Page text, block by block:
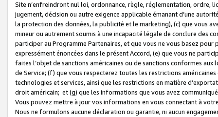
Site n’enfreindront nul loi, ordonnance, règle, réglementation, ordre,
jugement, décision ou autre exigence applicable émanant d’une
la protection des données, la publicité et le marketing), (c) que vous
mineur ou autrement soumis à une incapacité légale de conclure des
participer au Programme Partenaires, et que vous ne vous basez
expressément énoncées dans le présent Accord, (e) que vous ne
faites l’objet de sanctions américaines ou de sanctions conformes
de Service; (f) que vous respecterez toutes les restrictions
technologies et services, ainsi que les restrictions en matière
droit américain; et (g) que les informations que vous avez
Vous pouvez mettre à jour vos informations en vous connectant à
Nous ne formulons aucune déclaration ou garantie, ni aucun